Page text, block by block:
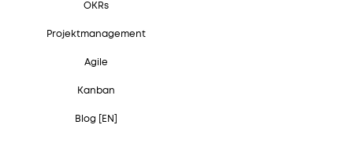
OKRs
Projektmanagement
Agile
Kanban
Blog [EN]